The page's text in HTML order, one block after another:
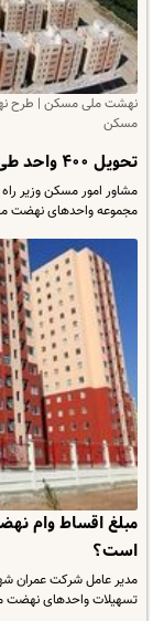
نهشت ملی مسکن | طرح
مسکن
تحویل ۴۰۰ واحد طی دو ماه + عکس
مجموعه واحدهای نهضت
مبلغ اقساط وام
است؟
تسهیلات واحدهای نهضت